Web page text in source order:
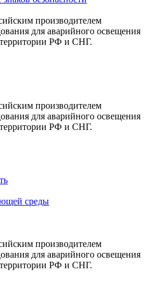
производителем
для аварийного освещения
РФ и СНГ.
производителем
для аварийного освещения
РФ и СНГ.
среды
производителем
для аварийного освещения
РФ и СНГ.